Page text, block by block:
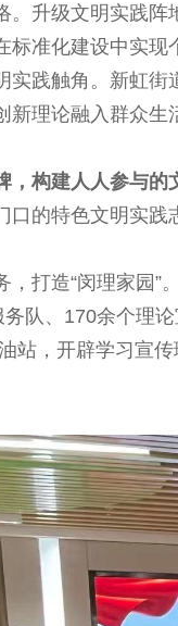
。升级文明实践阵
标准化建设中实现
实践触角。新虹
新理论融入群众生
，构建人人参与的
口的特色文明实
，打造“闵理家园”
队、170余个理
站，开辟学习宣